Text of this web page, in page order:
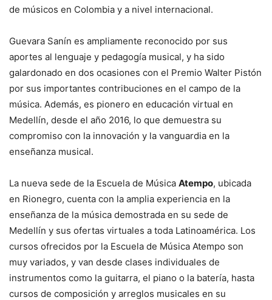
de músicos en Colombia y a nivel internacional.
Guevara Sanín es ampliamente reconocido por sus
aportes al lenguaje y pedagogía musical, y ha sido
galardonado en dos ocasiones con el Premio Walter Pistón
por sus importantes contribuciones en el campo de la
música. Además, es pionero en educación virtual en
Medellín, desde el año 2016, lo que demuestra su
compromiso con la innovación y la vanguardia en la
enseñanza musical.
La nueva sede de la Escuela de Música Atempo, ubicada
en Rionegro, cuenta con la amplia experiencia en la
enseñanza de la música demostrada en su sede de
Medellín y sus ofertas virtuales a toda Latinoamérica. Los
cursos ofrecidos por la Escuela de Música Atempo son
muy variados, y van desde clases individuales de
instrumentos como la guitarra, el piano o la batería, hasta
cursos de composición y arreglos musicales en su